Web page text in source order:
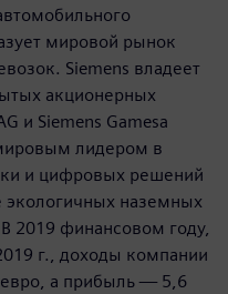
мировой рынок
Siemens владеет
акционерных
и Siemens Gamesa
лидером в
и цифровых решений
экологичных наземных
2019 финансовом году,
г., доходы компании
евро, а прибыль — 5,6